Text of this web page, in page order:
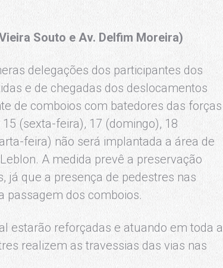
Souto e Av. Delfim Moreira)
delegações dos participantes dos
e de chegadas dos deslocamentos
de comboios com batedores das forças
(sexta-feira), 17 (domingo), 18
feira) não será implantada a área de
A medida prevê a preservação
já que a presença de pedestres nas
passagem dos comboios.
estarão reforçadas e atuando em toda a
realizem as travessias das vias nas